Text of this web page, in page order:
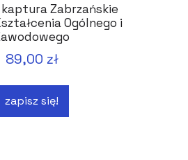
kaptura Zabrzańskie
Ogólnego i
89,00 zł
zapisz się!